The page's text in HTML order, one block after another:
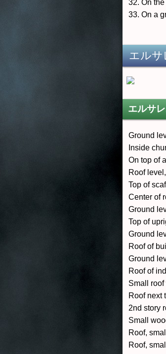
32. On
33. On a
エルサ
エルサ
Ground
Inside
On top of
Roof
Top of
Center of
Ground
Top of
Ground
Roof of
Ground
Roof of
Small
Roof next
2nd story
Small
Roof,
Roof,